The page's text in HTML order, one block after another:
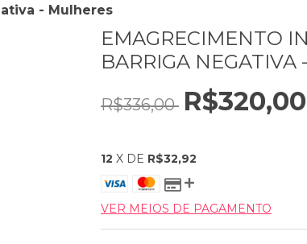
- Mulheres
EMAGRECIMENTO
BARRIGA NEGATIVA
R$336,00 R$320,00
12 X DE R$32,92
VER MEIOS DE PAGAMENTO